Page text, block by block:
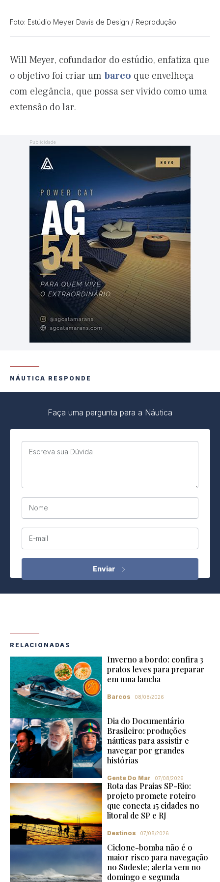
Foto: Estúdio Meyer Davis de Design / Reprodução
Will Meyer, cofundador do estúdio, enfatiza que
o objetivo foi criar um barco que envelheça
com elegância, que possa ser vivido como uma
extensão do lar.
Publicidade
NÁUTICA RESPONDE
Faça uma pergunta para a Náutica
Escreva sua Dúvida
Nome
E-mail
RELACIONADAS
Inverno a bordo: confira 3
pratos leves para preparar
em uma lancha
Barcos 08/08/2026
Dia do Documentário
Brasileiro: produções
náuticas para assistir e
navegar por grandes
histórias
Gente Do Mar 07/08/2026
Rota das Praias SP-Rio:
projeto promete roteiro
que conecta 15 cidades no
litoral de SP e RJ
Destinos 07/08/2026
Ciclone-bomba não é o
maior risco para navegação
no Sudeste; alerta vem no
domingo e segunda